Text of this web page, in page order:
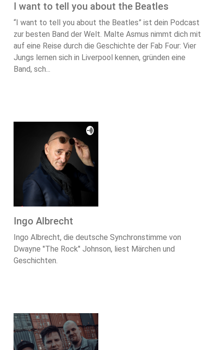
I want to tell you about the Beatles
“I want to tell you about the Beatles” ist dein Podcast
zur besten Band der Welt. Malte Asmus nimmt dich mit
auf eine Reise durch die Geschichte der Fab Four: Vier
Jungs lernen sich in Liverpool kennen, gründen eine
Band, sch...
Ingo Albrecht
Ingo Albrecht, die deutsche Synchronstimme von
Dwayne "The Rock" Johnson, liest Märchen und
Geschichten.